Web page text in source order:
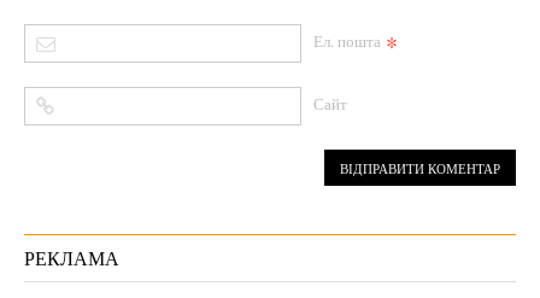
Ел. пошта *
Сайт
РЕКЛАМА